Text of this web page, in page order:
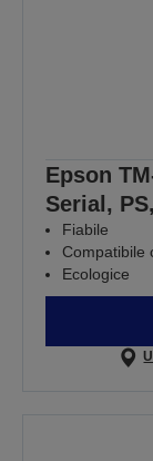
Epson
Serial,
Fiabile
Compatibile
Ecologice